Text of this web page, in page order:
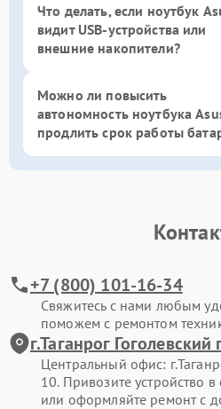
Что делать, если ноутбук
видит USB-устройства или
внешние накопители?
Можно ли повысить
автономность ноутбука
продлить срок работы
+7 (800) 101-16-34
Свяжитесь с нами любым
поможем с ремонтом
г.Таганрог
Центральный офис:
10. Привозите устройство в
или оформляйте ремонт с